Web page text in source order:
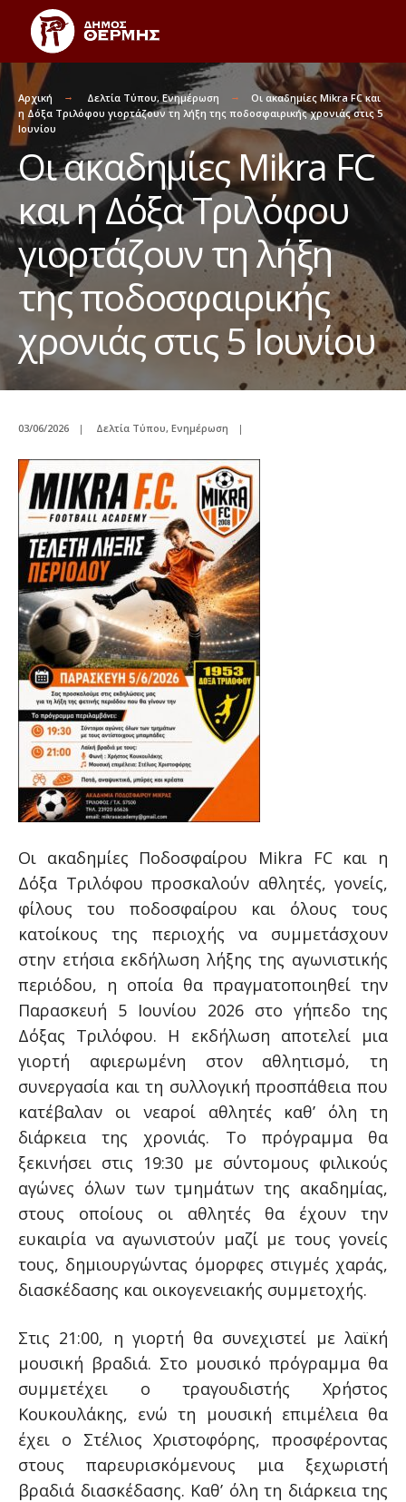
Αρχική Δελτία Τύπου, Ενημέρωση
Οι ακαδημίες Mikra FC και
η Δόξα Τριλόφου γιορτάζουν τη λήξη της ποδοσφαιρικής χρονιάς στις 5
Ιουνίου
Οι ακαδημίες Mikra FC
και η Δόξα Τριλόφου
γιορτάζουν τη λήξη
της ποδοσφαιρικής
χρονιάς στις 5 Ιουνίου
03/06/2026 | Δελτία Τύπου, Ενημέρωση |
Οι ακαδημίες Ποδοσφαίρου Mikra FC και η
Δόξα Τριλόφου προσκαλούν αθλητές, γονείς,
φίλους του ποδοσφαίρου και όλους τους
κατοίκους της περιοχής να συμμετάσχουν
στην ετήσια εκδήλωση λήξης της αγωνιστικής
περιόδου, η οποία θα πραγματοποιηθεί την
Παρασκευή 5 Ιουνίου 2026 στο γήπεδο της
Δόξας Τριλόφου. Η εκδήλωση αποτελεί μια
γιορτή αφιερωμένη στον αθλητισμό, τη
συνεργασία και τη συλλογική προσπάθεια που
κατέβαλαν οι νεαροί αθλητές καθ’ όλη τη
διάρκεια της χρονιάς. Το πρόγραμμα θα
ξεκινήσει στις 19:30 με σύντομους φιλικούς
αγώνες όλων των τμημάτων της ακαδημίας,
στους οποίους οι αθλητές θα έχουν την
ευκαιρία να αγωνιστούν μαζί με τους γονείς
τους, δημιουργώντας όμορφες στιγμές χαράς,
διασκέδασης και οικογενειακής συμμετοχής.
Στις 21:00, η γιορτή θα συνεχιστεί με λαϊκή
μουσική βραδιά. Στο μουσικό πρόγραμμα θα
συμμετέχει ο τραγουδιστής Χρήστος
Κουκουλάκης, ενώ τη μουσική επιμέλεια θα
έχει ο Στέλιος Χριστοφόρης, προσφέροντας
στους παρευρισκόμενους μια ξεχωριστή
βραδιά διασκέδασης. Καθ’ όλη τη διάρκεια της